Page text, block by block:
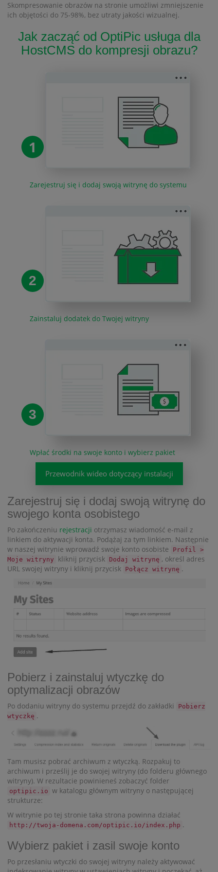
Skompresowanie obrazów na stronie umożliwi zmniejszenie
ich objętości do 75-98%, bez utraty jakości wizualnej.
Jak zacząć od OptiPic usługa dla
HostCMS do kompresji obrazu?
1
Zarejestruj się i dodaj swoją witrynę do systemu
2
Zainstaluj dodatek do Twojej witryny
3
Wpłać środki na swoje konto i wybierz pakiet
Przewodnik wideo dotyczący instalacji
Zarejestruj się i dodaj swoją witrynę do
swojego konta osobistego
Po zakończeniu rejestracji otrzymasz wiadomość e-mail z
linkiem do aktywacji konta. Podążaj za tym linkiem. Następnie
w naszej witrynie wprowadź swoje konto osobiste
Profil >
Moje witryny
kliknij przycisk Dodaj witrynę , określ adres
URL swojej witryny i kliknij przycisk Połącz witrynę .
Pobierz i zainstaluj wtyczkę do
optymalizacji obrazów
Po dodaniu witryny do systemu przejdź do zakładki
Pobierz
wtyczkę .
Tam musisz pobrać archiwum z wtyczką. Rozpakuj to
archiwum i prześlij je do swojej witryny (do folderu głównego
witryny). W rezultacie powinieneś zobaczyć folder
optipic.io w katalogu głównym witryny o następującej
strukturze:
W witrynie po tej stronie taka strona powinna działać
http://twoja-domena.com/optipic.io/index.php .
Wybierz pakiet i zasil swoje konto
Po przesłaniu wtyczki do swojej witryny należy aktywować